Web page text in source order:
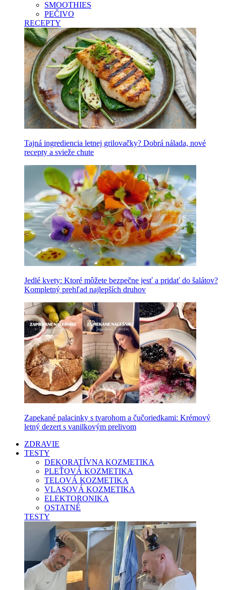
SMOOTHIES
PEČIVO
RECEPTY
Tajná ingrediencia letnej grilovačky? Dobrá nálada, nové
recepty a svieže chute
Jedlé kvety: Ktoré môžete bezpečne jesť a pridať do šalátov?
Kompletný prehľad najlepších druhov
Zapekané palacinky s tvarohom a čučoriedkami: Krémový
letný dezert s vanilkovým prelivom
ZDRAVIE
TESTY
DEKORATÍVNA KOZMETIKA
PLEŤOVÁ KOZMETIKA
TELOVÁ KOZMETIKA
VLASOVÁ KOZMETIKA
ELEKTORONIKA
OSTATNÉ
TESTY